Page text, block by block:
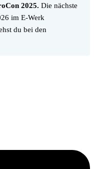
2025. Die nächste
im E-Werk
du bei den